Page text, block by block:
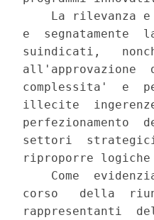
La rilevanza
e  segnatamente
suindicati,
all'approvazione
complessita'  e
illecite
perfezionamento
settori  strategici
riproporre logiche
Come
corso   della
rappresentanti